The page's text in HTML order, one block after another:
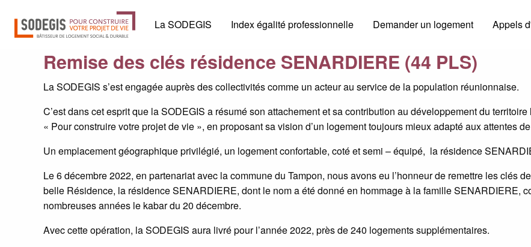
La SODEGIS Index égalité professionnelle Demander un logement Appels
Remise des clés résidence SENARDIERE (44 PLS)
La SODEGIS s’est engagée auprès des collectivités comme un acteur au service de la population réunionnaise.
C’est dans cet esprit que la SODEGIS a résumé son attachement et sa contribution au développement du
« Pour construire votre projet de vie », en proposant sa vision d’un logement toujours mieux adapté aux attentes
Un emplacement géographique privilégié, un logement confortable, coté et semi – équipé, la résidence
Le 6 décembre 2022, en partenariat avec la commune du Tampon, nous avons eu l’honneur de remettre les clés
belle Résidence, la résidence SENARDIERE, dont le nom a été donné en hommage à la famille SENARDIERE,
nombreuses années le kabar du 20 décembre.
Avec cette opération, la SODEGIS aura livré pour l’année 2022, près de 240 logements supplémentaires.